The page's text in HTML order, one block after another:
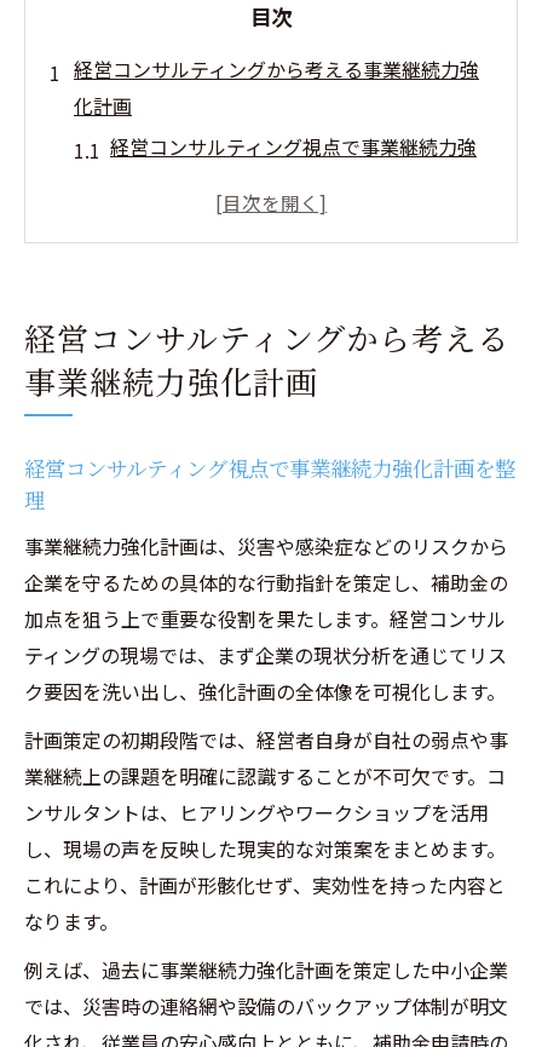
目次
経営コンサルティングから考える事業継続力強
化計画
経営コンサルティング視点で事業継続力強
補助金加点に強い経営コンサルティングの
リットとは
事業継続力強化計画で企業が得る経営改善
実践的な経営コンサルティングの計画策定
補助金加点を狙うなら事業継続力強化計画で差
をつける方法
経営コンサルティングが補助金加点へ導く
理由
事業継続力強化計画で補助金加点を確実に
得る方法
加点項目を押さえる経営コンサルティング
の視点
経営コンサルティング活用で補助金採択率
を高める
リット
事業継続力強化計画の認定がもたらす税制優遇
活用法
経営コンサルティングから考える
事業継続力強化計画
経営コンサルティング視点で事業継続力強化計画を整
理
事業継続力強化計画は、災害や感染症などのリスクから
企業を守るための具体的な行動指針を策定し、補助金の
加点を狙う上で重要な役割を果たします。経営コンサル
ティングの現場では、まず企業の現状分析を通じてリス
ク要因を洗い出し、強化計画の全体像を可視化します。
計画策定の初期段階では、経営者自身が自社の弱点や事
業継続上の課題を明確に認識することが不可欠です。コ
ンサルタントは、ヒアリングやワークショップを活用
し、現場の声を反映した現実的な対策案をまとめます。
これにより、計画が形骸化せず、実効性を持った内容と
なります。
例えば、過去に事業継続力強化計画を策定した中小企業
では、災害時の連絡網や設備のバックアップ体制が明文